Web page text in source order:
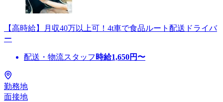
【高時給】月収40万以上可！4t車で食品ルート配送ドライバ
ー
配送・物流スタッフ 時給1,650円〜
勤務地
面接地